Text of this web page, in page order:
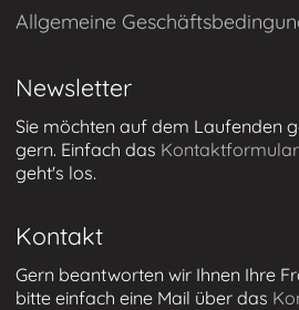
Allgemeine
Newsletter
Sie möchten auf dem Laufenden
gern. Einfach das Kontaktformular
geht's los.
Kontakt
Gern beantworten wir Ihnen Ihre
bitte einfach eine Mail über das